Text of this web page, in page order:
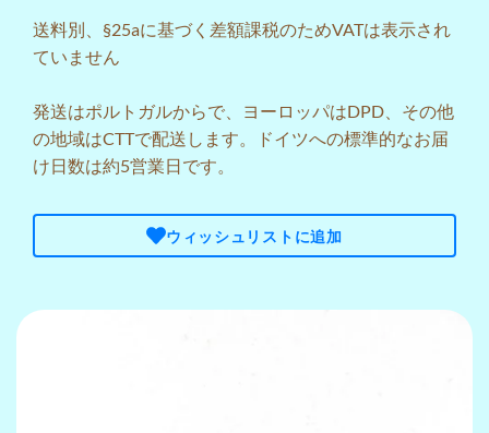
送料別、§25aに基づく差額課税のためVATは表示され
ていません
発送はポルトガルからで、ヨーロッパはDPD、その他
の地域はCTTで配送します。ドイツへの標準的なお届
け日数は約5営業日です。
ウィッシュリストに追加